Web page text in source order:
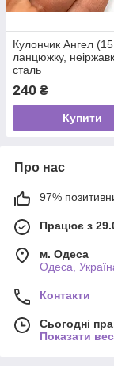
Кулончик Ангел
ланцюжку,
сталь
240 ₴
Купити
Про нас
97%
Працює з
м. Одеса
Одеса,
Контакти
Сьогодні
Показати